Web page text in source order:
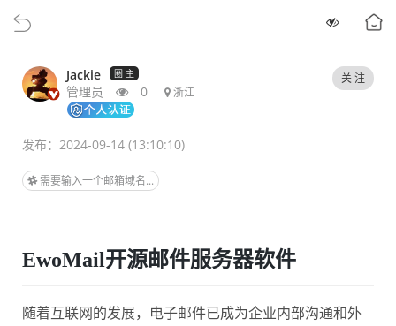
Jackie 圈 主
管理员 0 浙江
关 注
发布：2024-09-14 (13:10:10)
需要输入一个邮箱域名...
EwoMail开源邮件服务器软件
随着互联网的发展，电子邮件已成为企业内部沟通和外